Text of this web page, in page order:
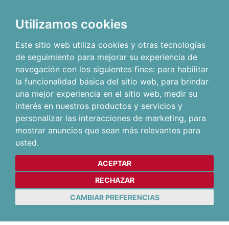
Utilizamos cookies
Este sitio web utiliza cookies y otras tecnologías
de seguimiento para mejorar su experiencia de
navegación con los siguientes fines: para habilitar
la funcionalidad básica del sitio web, para brindar
una mejor experiencia en el sitio web, medir su
interés en nuestros productos y servicios y
personalizar las interacciones de marketing, para
mostrar anuncios que sean más relevantes para
usted.
ACEPTAR
RECHAZAR
CAMBIAR PREFERENCIAS